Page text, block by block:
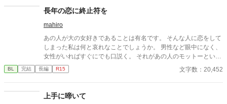
長年の恋に終止符を
mahiro
あの人が大の女好きであることは有名です。 そんな人に恋をして
しまった私は何と哀れなことでしょうか。 男性など眼中になく、
女性がいればすぐにでも口説く。 それがあの人のモットーという
やつでしょう。 どれだけあの人を思っても、無駄だと分かってい
ながらなかなか終止符を打てない私についにチャンスがやってき
BL 完結 長編 R15 文字数：20,452
上手に啼いて